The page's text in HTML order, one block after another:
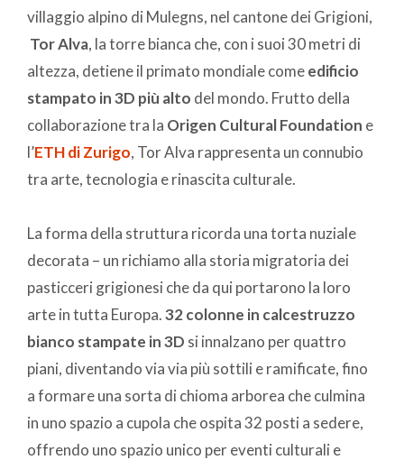
villaggio alpino di Mulegns, nel cantone dei Grigioni,
Tor Alva, la torre bianca che, con i suoi 30 metri di
altezza, detiene il primato mondiale comeedificio
stampato in 3D più alto del mondo. Frutto della
collaborazione tra la Origen Cultural Foundation e
l’ETH di Zurigo, Tor Alva rappresenta un connubio
tra arte, tecnologia e rinascita culturale.
La forma della struttura ricorda una torta nuziale
decorata – un richiamo alla storia migratoria dei
pasticceri grigionesi che da qui portarono la loro
arte in tutta Europa.32 colonne in calcestruzzo
bianco stampate in 3D si innalzano per quattro
piani, diventando via via più sottili e ramificate, fino
a formare una sorta di chioma arborea che culmina
in uno spazio a cupola che ospita 32 posti a sedere,
offrendo uno spazio unico per eventi culturali e